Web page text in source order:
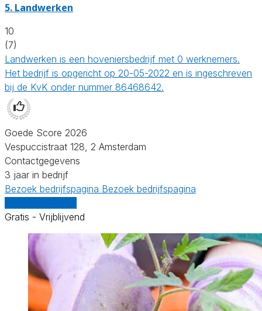
5. Landwerken
10
(7)
Landwerken is een hoveniersbedrijf met 0 werknemers.
Het bedrijf is opgericht op 20-05-2022 en is ingeschreven
bij de KvK onder nummer 86468642.
Goede Score 2026
Vespuccistraat 128, 2 Amsterdam
Contactgegevens
3 jaar in bedrijf
Bezoek bedrijfspagina Bezoek bedrijfspagina
Gratis - Vrijblijvend